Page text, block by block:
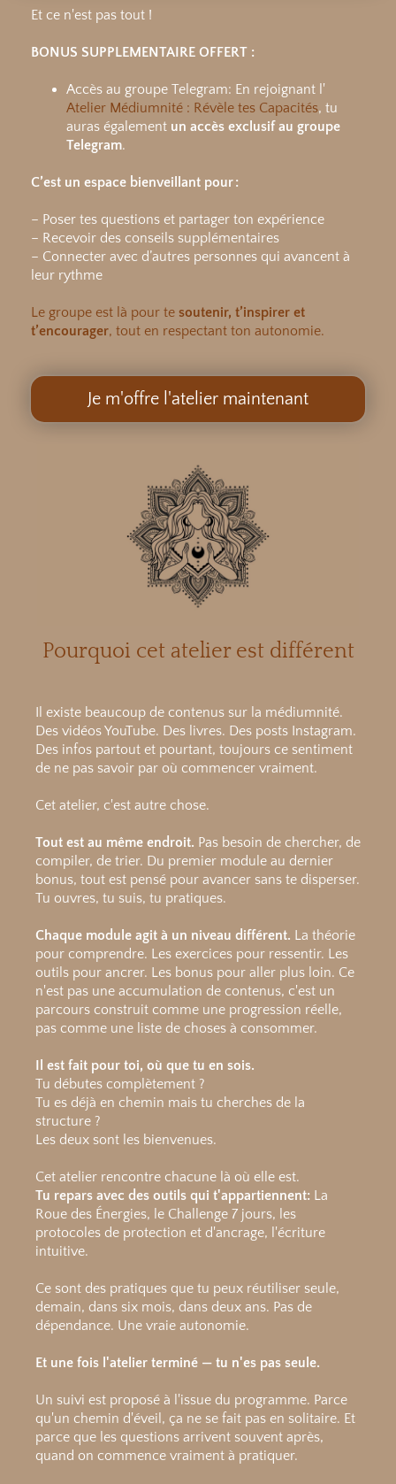
Et ce n'est pas tout !
BONUS SUPPLEMENTAIRE OFFERT :
Accès au groupe Telegram: En rejoignant l'
Atelier Médiumnité : Révèle tes Capacités, tu
auras également un accès exclusif au groupe
Telegram.
C’est un espace bienveillant pour :
– Poser tes questions et partager ton expérience
– Recevoir des conseils supplémentaires
– Connecter avec d’autres personnes qui avancent à
leur rythme
Le groupe est là pour te soutenir, t’inspirer et
t’encourager, tout en respectant ton autonomie.
Je m'offre l'atelier maintenant
Pourquoi cet atelier est différent
Il existe beaucoup de contenus sur la médiumnité.
Des vidéos YouTube. Des livres. Des posts Instagram.
Des infos partout et pourtant, toujours ce sentiment
de ne pas savoir par où commencer vraiment.
Cet atelier, c'est autre chose.
Tout est au même endroit. Pas besoin de chercher, de
compiler, de trier. Du premier module au dernier
bonus, tout est pensé pour avancer sans te disperser.
Tu ouvres, tu suis, tu pratiques.
Chaque module agit à un niveau différent. La théorie
pour comprendre. Les exercices pour ressentir. Les
outils pour ancrer. Les bonus pour aller plus loin. Ce
n'est pas une accumulation de contenus, c'est un
parcours construit comme une progression réelle,
pas comme une liste de choses à consommer.
Il est fait pour toi, où que tu en sois.
Tu débutes complètement ?
Tu es déjà en chemin mais tu cherches de la
structure ?
Les deux sont les bienvenues.
Cet atelier rencontre chacune là où elle est.
Tu repars avec des outils qui t'appartiennent: La
Roue des Énergies, le Challenge 7 jours, les
protocoles de protection et d'ancrage, l'écriture
intuitive.
Ce sont des pratiques que tu peux réutiliser seule,
demain, dans six mois, dans deux ans. Pas de
dépendance. Une vraie autonomie.
Et une fois l'atelier terminé — tu n'es pas seule.
Un suivi est proposé à l'issue du programme. Parce
qu'un chemin d'éveil, ça ne se fait pas en solitaire. Et
parce que les questions arrivent souvent après,
quand on commence vraiment à pratiquer.